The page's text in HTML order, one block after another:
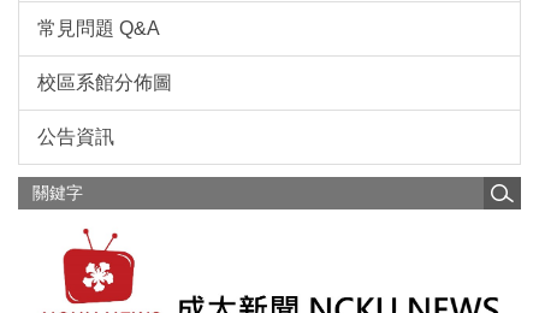
常見問題 Q&A
校區系館分佈圖
公告資訊